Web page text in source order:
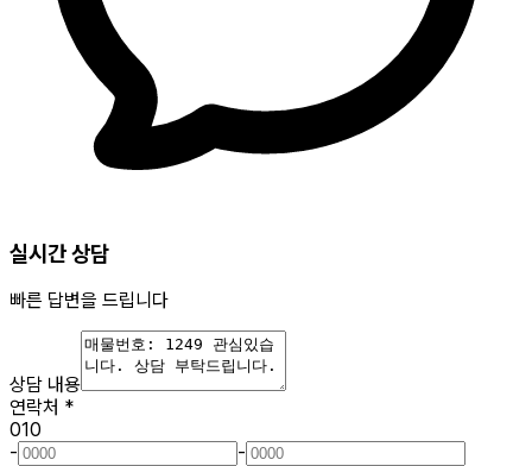
실시간 상담
빠른 답변을 드립니다
상담 내용
연락처 *
010
-
-